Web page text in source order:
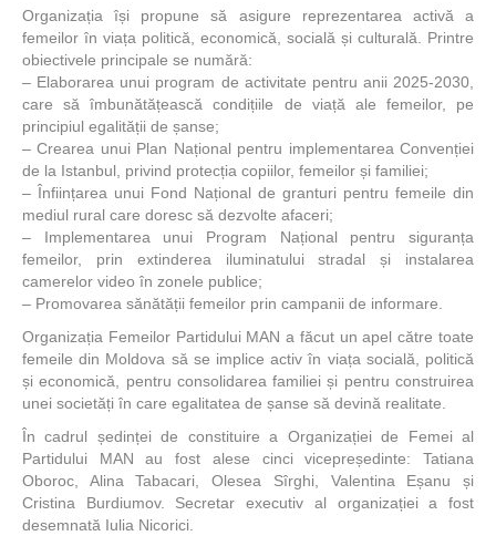
Organizația își propune să asigure reprezentarea activă a
femeilor în viața politică, economică, socială și culturală. Printre
obiectivele principale se numără:
– Elaborarea unui program de activitate pentru anii 2025-2030,
care să îmbunătățească condițiile de viață ale femeilor, pe
principiul egalității de șanse;
– Crearea unui Plan Național pentru implementarea Convenției
de la Istanbul, privind protecția copiilor, femeilor și familiei;
– Înființarea unui Fond Național de granturi pentru femeile din
mediul rural care doresc să dezvolte afaceri;
– Implementarea unui Program Național pentru siguranța
femeilor, prin extinderea iluminatului stradal și instalarea
camerelor video în zonele publice;
– Promovarea sănătății femeilor prin campanii de informare.
Organizația Femeilor Partidului MAN a făcut un apel către toate
femeile din Moldova să se implice activ în viața socială, politică
și economică, pentru consolidarea familiei și pentru construirea
unei societăți în care egalitatea de șanse să devină realitate.
În cadrul ședinței de constituire a Organizației de Femei al
Partidului MAN au fost alese cinci vicepreședinte: Tatiana
Oboroc, Alina Tabacari, Olesea Sîrghi, Valentina Eșanu și
Cristina Burdiumov. Secretar executiv al organizației a fost
desemnată Iulia Nicorici.